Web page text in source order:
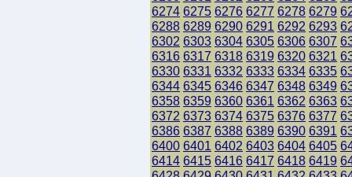
6274 6275 6276 6277 6278 6279
6288 6289 6290 6291 6292 6293
6302 6303 6304 6305 6306 6307
6316 6317 6318 6319 6320 6321
6330 6331 6332 6333 6334 6335
6344 6345 6346 6347 6348 6349
6358 6359 6360 6361 6362 6363
6372 6373 6374 6375 6376 6377
6386 6387 6388 6389 6390 6391
6400 6401 6402 6403 6404 6405
6414 6415 6416 6417 6418 6419